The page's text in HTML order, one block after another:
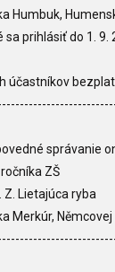
Humbuk,
prihlásiť do 1. 9.
účastníkov
správanie
ZŠ
Z. Lietajúca ryba
Merkúr, Němcovej